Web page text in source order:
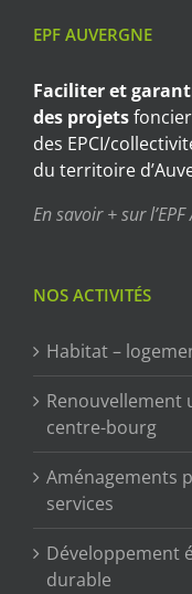
EPF AUVERGNE
Faciliter et
des projets
des EPCI/
du territoire
En savoir + sur
NOS ACTIVITÉS
Habitat –
Renouvellement
centre-bourg
Aménagements
services
Développement
durable